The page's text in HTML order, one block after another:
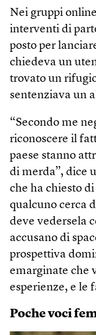
Nei gruppi
interventi di
posto per
chiedeva un
trovato un
sentenziava un
“Secondo me
riconoscere il
paese stanno
di merda”, dice
che ha chiesto
qualcuno cerca
deve vedersela
accusano di
prospettiva
emarginate che
esperienze, e le
Poche voci